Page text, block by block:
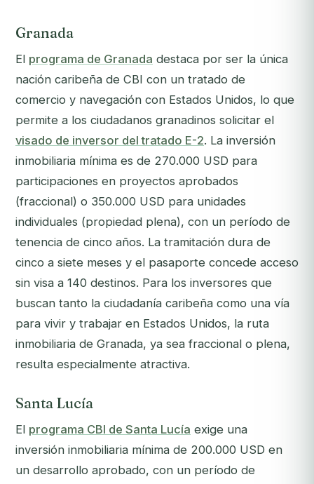
Granada
El programa de Granada destaca por ser la única
nación caribeña de CBI con un tratado de
comercio y navegación con Estados Unidos, lo que
permite a los ciudadanos granadinos solicitar el
visado de inversor del tratado E-2. La inversión
inmobiliaria mínima es de 270.000 USD para
participaciones en proyectos aprobados
(fraccional) o 350.000 USD para unidades
individuales (propiedad plena), con un período de
tenencia de cinco años. La tramitación dura de
cinco a siete meses y el pasaporte concede acceso
sin visa a 140 destinos. Para los inversores que
buscan tanto la ciudadanía caribeña como una vía
para vivir y trabajar en Estados Unidos, la ruta
inmobiliaria de Granada, ya sea fraccional o plena,
resulta especialmente atractiva.
Santa Lucía
El programa CBI de Santa Lucía exige una
inversión inmobiliaria mínima de 200.000 USD en
un desarrollo aprobado, con un período de